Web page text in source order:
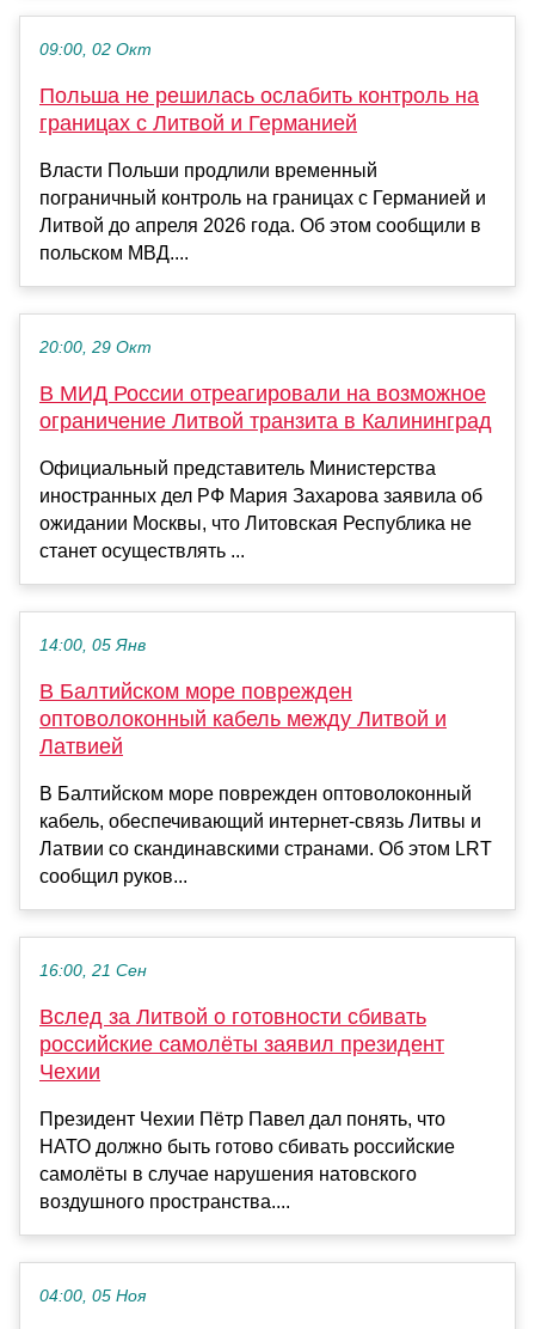
09:00, 02 Окт
Польша не решилась ослабить контроль на
границах с Литвой и Германией
Власти Польши продлили временный
пограничный контроль на границах с Германией и
Литвой до апреля 2026 года. Об этом сообщили в
польском МВД....
20:00, 29 Окт
В МИД России отреагировали на возможное
ограничение Литвой транзита в Калининград
Официальный представитель Министерства
иностранных дел РФ Мария Захарова заявила об
ожидании Москвы, что Литовская Республика не
станет осуществлять ...
14:00, 05 Янв
В Балтийском море поврежден
оптоволоконный кабель между Литвой и
Латвией
В Балтийском море поврежден оптоволоконный
кабель, обеспечивающий интернет-связь Литвы и
Латвии со скандинавскими странами. Об этом LRT
сообщил руков...
16:00, 21 Сен
Вслед за Литвой о готовности сбивать
российские самолёты заявил президент
Чехии
Президент Чехии Пётр Павел дал понять, что
НАТО должно быть готово сбивать российские
самолёты в случае нарушения натовского
воздушного пространства....
04:00, 05 Ноя